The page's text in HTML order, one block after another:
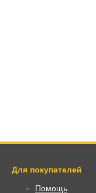
Для покупателей
Помощь